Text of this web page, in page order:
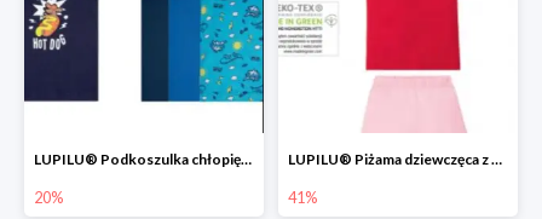
LUPILU® Podkoszulka chłopięca z bawełny -20%
20%
LUPILU® Piżama dziewczęca z bawełny -41%
41%